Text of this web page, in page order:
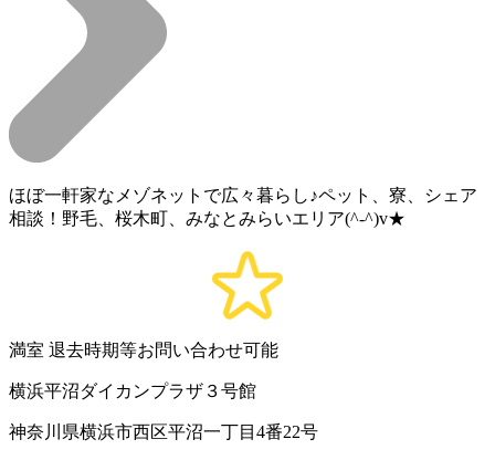
ほぼ一軒家なメゾネットで広々暮らし♪ペット、寮、シェア
相談！野毛、桜木町、みなとみらいエリア(^-^)v★
満室 退去時期等お問い合わせ可能
横浜平沼ダイカンプラザ３号館
神奈川県横浜市西区平沼一丁目4番22号